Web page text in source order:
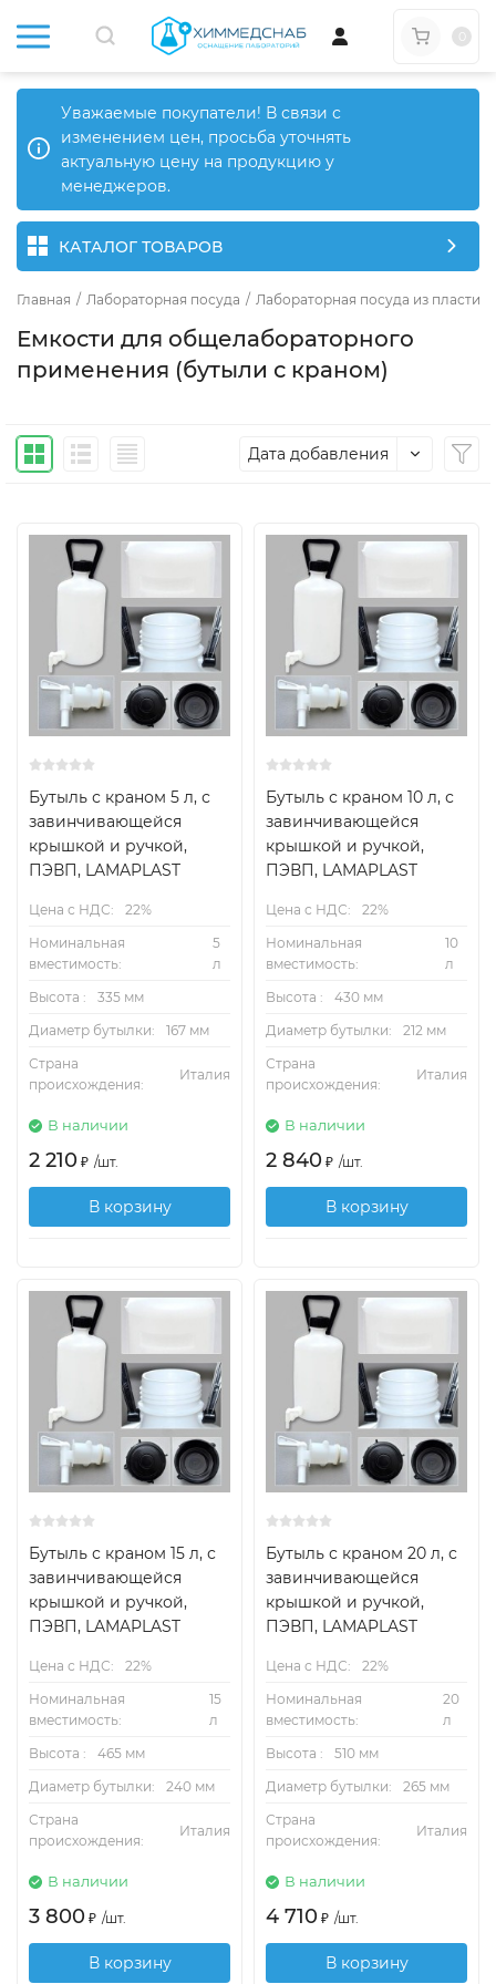
Уважаемые покупатели! В связи с
изменением цен, просьба уточнять
актуальную цену на продукцию у
менеджеров.
КАТАЛОГ ТОВАРОВ
Главная / Лабораторная посуда / Лабораторная посуда из пластика
Емкости для общелабораторного
применения (бутыли с краном)
Дата добавления
Бутыль с краном 5 л, с
завинчивающейся
крышкой и ручкой,
ПЭВП, LAMAPLAST
Цена с НДС:
22%
Номинальная
вместимость:
5
л
Высота :
335 мм
Диаметр бутылки:
167 мм
Страна
происхождения:
Италия
В наличии
2 210 ₽ /шт.
В корзину
Бутыль с краном 10 л, с
завинчивающейся
крышкой и ручкой,
ПЭВП, LAMAPLAST
Цена с НДС:
22%
Номинальная
вместимость:
10
л
Высота :
430 мм
Диаметр бутылки:
212 мм
Страна
происхождения:
Италия
В наличии
2 840 ₽ /шт.
В корзину
Бутыль с краном 15 л, с
завинчивающейся
крышкой и ручкой,
ПЭВП, LAMAPLAST
Цена с НДС:
22%
Номинальная
вместимость:
15
л
Высота :
465 мм
Диаметр бутылки:
240 мм
Страна
происхождения:
Италия
В наличии
3 800 ₽ /шт.
В корзину
Бутыль с краном 20 л, с
завинчивающейся
крышкой и ручкой,
ПЭВП, LAMAPLAST
Цена с НДС:
22%
Номинальная
вместимость:
20
л
Высота :
510 мм
Диаметр бутылки:
265 мм
Страна
происхождения:
Италия
В наличии
4 710 ₽ /шт.
В корзину